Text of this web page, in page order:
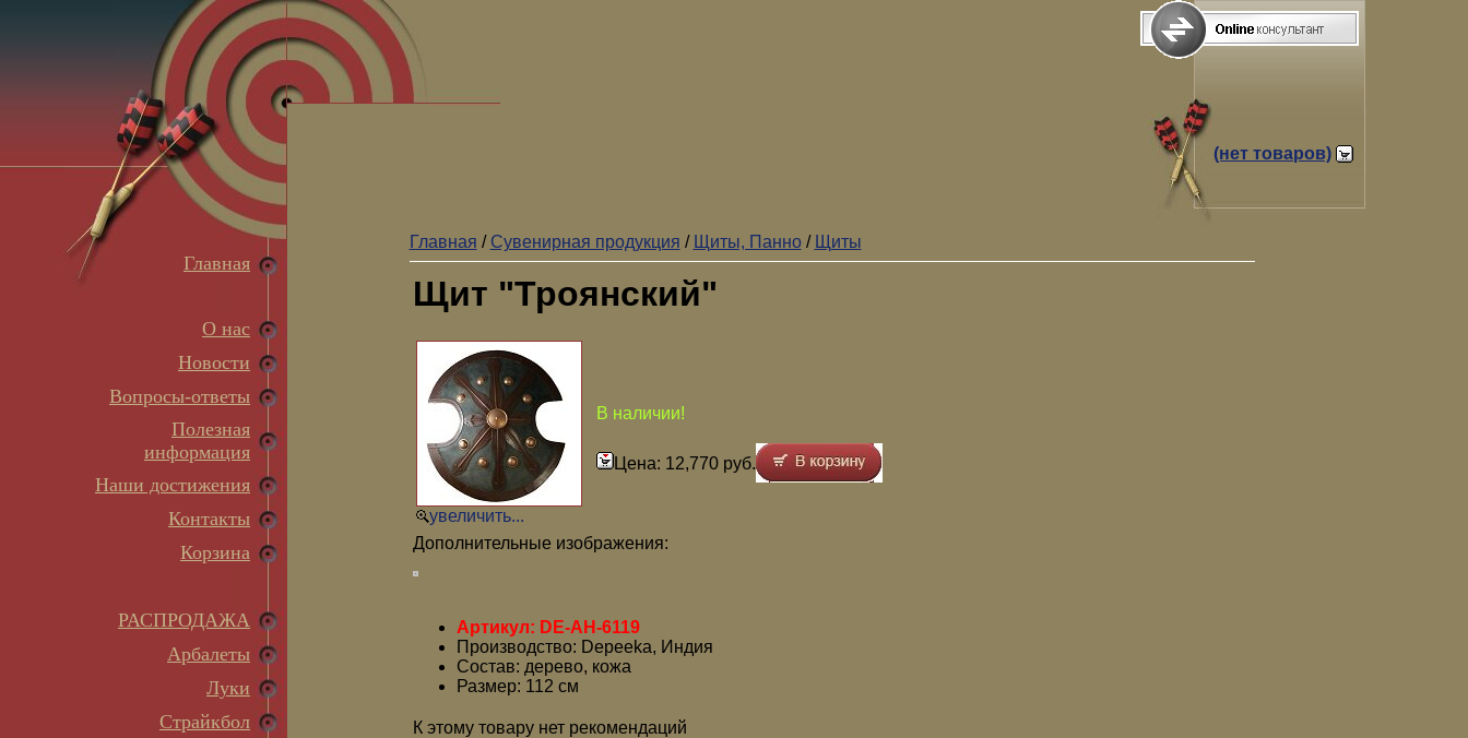
Главная
О нас
Новости
Вопросы-ответы
Полезная
информация
Наши достижения
Контакты
Корзина
РАСПРОДАЖА
Арбалеты
Луки
Страйкбол
(нет товаров)
Главная / Сувенирная продукция / Щиты, Панно/ Щиты
Щит "Троянский"
увеличить...
В наличии!
Цена: 12,770 руб.
Дополнительные изображения:
Артикул: DE-AH-6119
Производство: Depeeka, Индия
Состав: дерево, кожа
Размер: 112 см
К этому товару нет рекомендаций